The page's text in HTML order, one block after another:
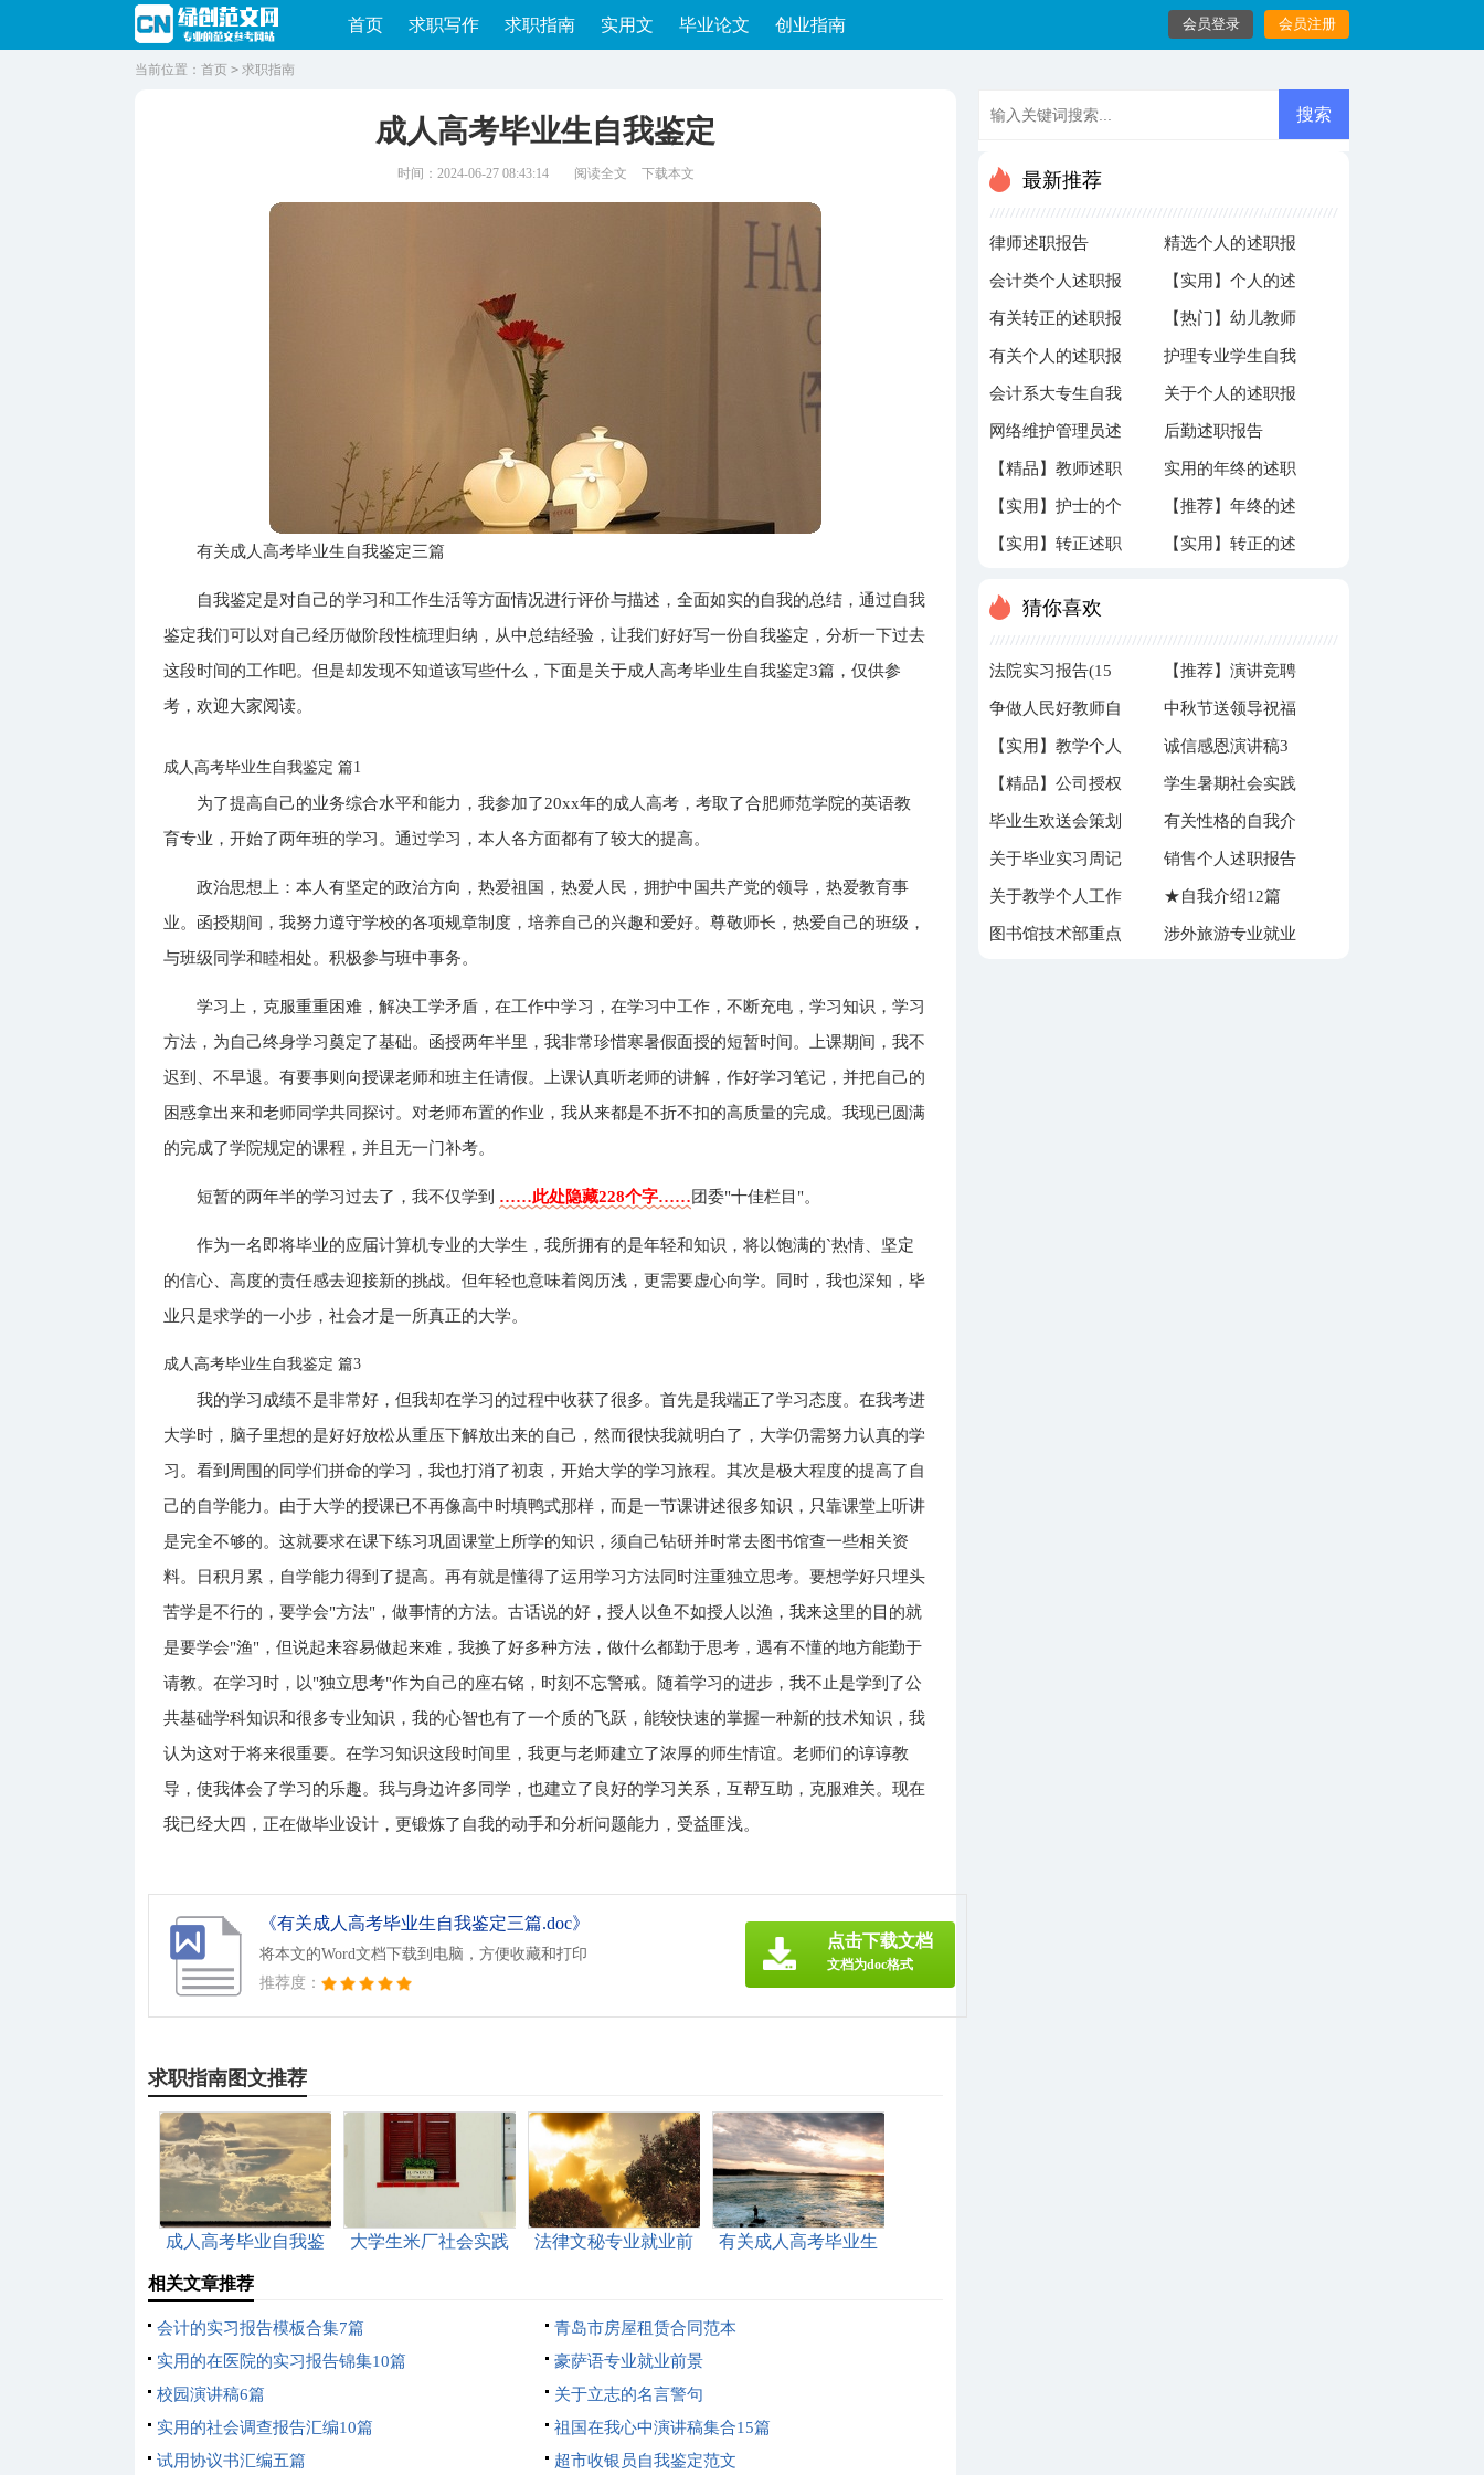
首页 求职写作 求职指南 实用文 毕业论文 创业指南 会员登录 会员注册
当前位置： 首页 > 求职指南
成人高考毕业生自我鉴定
时间：2024-06-27 08:43:14 阅读全文 下载本文
有关成人高考毕业生自我鉴定三篇
自我鉴定是对自己的学习和工作生活等方面情况进行评价与描述，全面如实的自我的总结，通过自我
鉴定我们可以对自己经历做阶段性梳理归纳，从中总结经验，让我们好好写一份自我鉴定，分析一下过去
这段时间的工作吧。但是却发现不知道该写些什么，下面是关于成人高考毕业生自我鉴定3篇，仅供参
考，欢迎大家阅读。
成人高考毕业生自我鉴定 篇1
为了提高自己的业务综合水平和能力，我参加了20xx年的成人高考，考取了合肥师范学院的英语教
育专业，开始了两年班的学习。通过学习，本人各方面都有了较大的提高。
政治思想上：本人有坚定的政治方向，热爱祖国，热爱人民，拥护中国共产党的领导，热爱教育事
业。函授期间，我努力遵守学校的各项规章制度，培养自己的兴趣和爱好。尊敬师长，热爱自己的班级，
与班级同学和睦相处。积极参与班中事务。
学习上，克服重重困难，解决工学矛盾，在工作中学习，在学习中工作，不断充电，学习知识，学习
方法，为自己终身学习奠定了基础。函授两年半里，我非常珍惜寒暑假面授的短暂时间。上课期间，我不
迟到、不早退。有要事则向授课老师和班主任请假。上课认真听老师的讲解，作好学习笔记，并把自己的
困惑拿出来和老师同学共同探讨。对老师布置的作业，我从来都是不折不扣的高质量的完成。我现已圆满
的完成了学院规定的课程，并且无一门补考。
短暂的两年半的学习过去了，我不仅学到 ……此处隐藏228个字……团委"十佳栏目"。
作为一名即将毕业的应届计算机专业的大学生，我所拥有的是年轻和知识，将以饱满的`热情、坚定
的信心、高度的责任感去迎接新的挑战。但年轻也意味着阅历浅，更需要虚心向学。同时，我也深知，毕
业只是求学的一小步，社会才是一所真正的大学。
成人高考毕业生自我鉴定 篇3
我的学习成绩不是非常好，但我却在学习的过程中收获了很多。首先是我端正了学习态度。在我考进
大学时，脑子里想的是好好放松从重压下解放出来的自己，然而很快我就明白了，大学仍需努力认真的学
习。看到周围的同学们拼命的学习，我也打消了初衷，开始大学的学习旅程。其次是极大程度的提高了自
己的自学能力。由于大学的授课已不再像高中时填鸭式那样，而是一节课讲述很多知识，只靠课堂上听讲
是完全不够的。这就要求在课下练习巩固课堂上所学的知识，须自己钻研并时常去图书馆查一些相关资
料。日积月累，自学能力得到了提高。再有就是懂得了运用学习方法同时注重独立思考。要想学好只埋头
苦学是不行的，要学会"方法"，做事情的方法。古话说的好，授人以鱼不如授人以渔，我来这里的目的就
是要学会"渔"，但说起来容易做起来难，我换了好多种方法，做什么都勤于思考，遇有不懂的地方能勤于
请教。在学习时，以"独立思考"作为自己的座右铭，时刻不忘警戒。随着学习的进步，我不止是学到了公
共基础学科知识和很多专业知识，我的心智也有了一个质的飞跃，能较快速的掌握一种新的技术知识，我
认为这对于将来很重要。在学习知识这段时间里，我更与老师建立了浓厚的师生情谊。老师们的谆谆教
导，使我体会了学习的乐趣。我与身边许多同学，也建立了良好的学习关系，互帮互助，克服难关。现在
我已经大四，正在做毕业设计，更锻炼了自我的动手和分析问题能力，受益匪浅。
《有关成人高考毕业生自我鉴定三篇.doc》
将本文的Word文档下载到电脑，方便收藏和打印
推荐度：
点击下载文档
文档为doc格式
求职指南图文推荐
成人高考毕业自我鉴
大学生米厂社会实践
法律文秘专业就业前
有关成人高考毕业生
相关文章推荐
会计的实习报告模板合集7篇
青岛市房屋租赁合同范本
实用的在医院的实习报告锦集10篇
豪萨语专业就业前景
校园演讲稿6篇
关于立志的名言警句
实用的社会调查报告汇编10篇
祖国在我心中演讲稿集合15篇
试用协议书汇编五篇
超市收银员自我鉴定范文
最新推荐
律师述职报告 精选个人的述职报
告范文九篇
会计类个人述职报
告3篇
【实用】个人的述
职报告集锦9篇
有关转正的述职报
告范文集合十篇
【热门】幼儿教师
自我鉴定15篇
有关个人的述职报
告模板合集9篇
护理专业学生自我
鉴定
会计系大专生自我
鉴定5篇
关于个人的述职报
告锦集六篇
网络维护管理员述
职报告
后勤述职报告
【精品】教师述职
报告模板汇编六篇
实用的年终的述职
报告范文锦集七篇
【实用】护士的个
人述职报告3篇
【推荐】年终的述
职报告合集十篇
【实用】转正述职 【实用】转正的述
猜你喜欢
法院实习报告(15
篇)
【推荐】演讲竞聘
演讲稿汇编10篇
争做人民好教师自
查报告
中秋节送领导祝福
语15篇
【实用】教学个人
工作计划集锦7篇
诚信感恩演讲稿3
篇
【精品】公司授权
委托书模板锦集六
篇
学生暑期社会实践
策划书
毕业生欢送会策划
书
有关性格的自我介
绍范文集锦4篇
关于毕业实习周记
集合7篇
销售个人述职报告
15篇
关于教学个人工作
总结3篇
★自我介绍12篇
图书馆技术部重点 涉外旅游专业就业